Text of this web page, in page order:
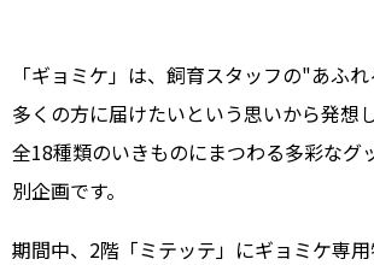
「ギョミケ」は、飼育スタッフの"あふ
多くの方に届けたいという思いから発想
全18種類のいきものにまつわる多彩なグ
別企画です。
期間中、2階「ミテッテ」にギョミケ専